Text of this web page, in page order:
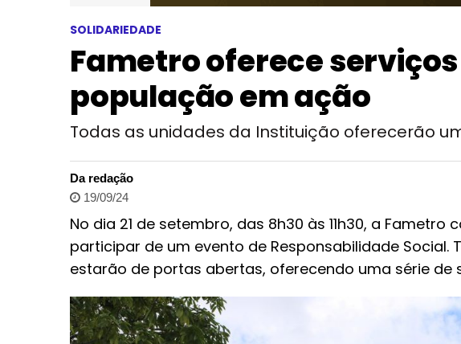
SOLIDARIEDADE
Fametro oferece
população em ação
Todas as unidades da Instituição oferecerão
Da redação
19/09/24
No dia 21 de setembro, das 8h30 às 11h30, a
participar de um evento de Responsabilidade Social.
estarão de portas abertas, oferecendo uma série de